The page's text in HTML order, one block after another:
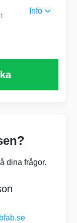
Info
dina frågor.